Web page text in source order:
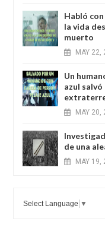
Habló
la vida
muerto
MAY 22,
Un
azul
MAY 20,
de una
MAY 19,
Select Language ▼